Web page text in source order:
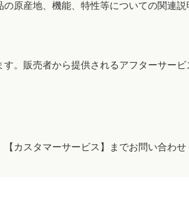
原産地、機能、特性等についての関連
。販売者から提供されるアフターサー
カスタマーサービス】までお問い合わ